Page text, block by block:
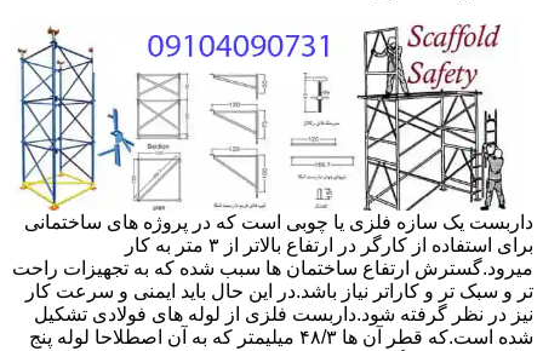
داربست یک سازه فلزی یا چوبی است که در پروژه های ساختمانی
برای استفاده از کارگر در ارتفاع بالاتر از ۳ متر به کار
میرود.گسترش ارتفاع ساختمان ها سبب شده که به تجهیزات راحت
تر و سبک تر و کاراتر نیاز باشد.در این حال باید ایمنی و سرعت کار
نیز در نظر گرفته شود.داربست فلزی از لوله های فولادی تشکیل
شده است.که قطر آن ها ۴۸/۳ میلیمتر که به آن اصطلاحا لوله پنج